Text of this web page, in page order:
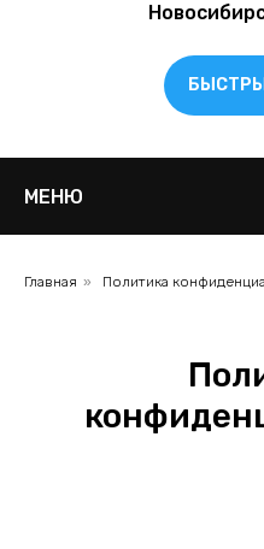
МЕНЮ
Главная » Политика